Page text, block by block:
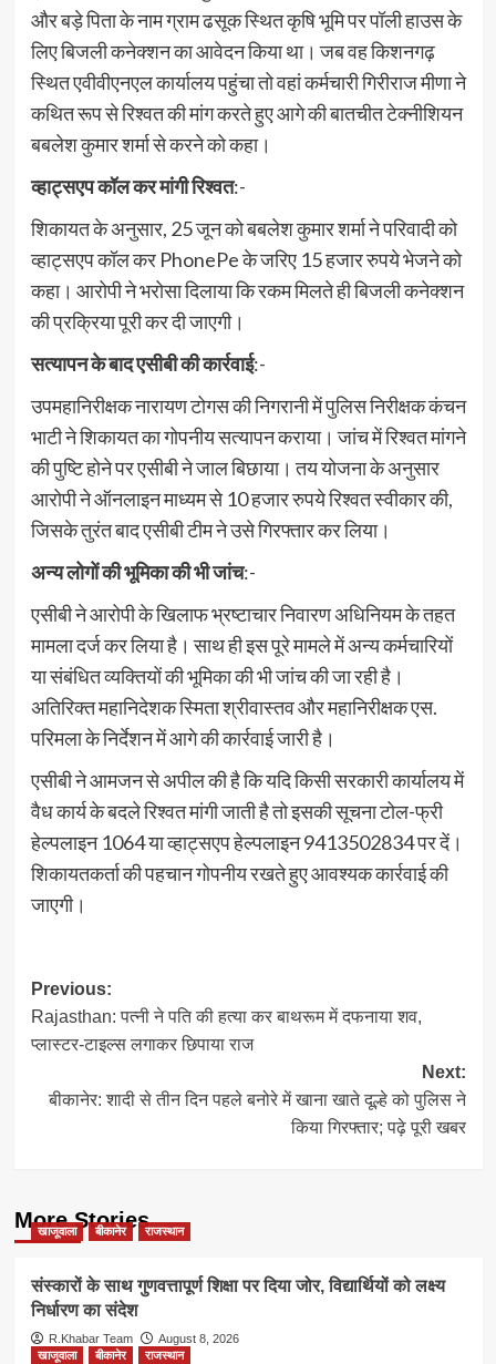
और बड़े पिता के नाम ग्राम ढसूक स्थित कृषि भूमि पर पॉली हाउस के
लिए बिजली कनेक्शन का आवेदन किया था। जब वह किशनगढ़
स्थित एवीवीएनएल कार्यालय पहुंचा तो वहां कर्मचारी गिरीराज मीणा ने
कथित रूप से रिश्वत की मांग करते हुए आगे की बातचीत टेक्नीशियन
बबलेश कुमार शर्मा से करने को कहा।
व्हाट्सएप कॉल कर मांगी रिश्वत:-
शिकायत के अनुसार, 25 जून को बबलेश कुमार शर्मा ने परिवादी को
व्हाट्सएप कॉल कर PhonePe के जरिए 15 हजार रुपये भेजने को
कहा। आरोपी ने भरोसा दिलाया कि रकम मिलते ही बिजली कनेक्शन
की प्रक्रिया पूरी कर दी जाएगी।
सत्यापन के बाद एसीबी की कार्रवाई:-
उपमहानिरीक्षक नारायण टोगस की निगरानी में पुलिस निरीक्षक कंचन
भाटी ने शिकायत का गोपनीय सत्यापन कराया। जांच में रिश्वत मांगने
की पुष्टि होने पर एसीबी ने जाल बिछाया। तय योजना के अनुसार
आरोपी ने ऑनलाइन माध्यम से 10 हजार रुपये रिश्वत स्वीकार की,
जिसके तुरंत बाद एसीबी टीम ने उसे गिरफ्तार कर लिया।
अन्य लोगों की भूमिका की भी जांच:-
एसीबी ने आरोपी के खिलाफ भ्रष्टाचार निवारण अधिनियम के तहत
मामला दर्ज कर लिया है। साथ ही इस पूरे मामले में अन्य कर्मचारियों
या संबंधित व्यक्तियों की भूमिका की भी जांच की जा रही है।
अतिरिक्त महानिदेशक स्मिता श्रीवास्तव और महानिरीक्षक एस.
परिमला के निर्देशन में आगे की कार्रवाई जारी है।
एसीबी ने आमजन से अपील की है कि यदि किसी सरकारी कार्यालय में
वैध कार्य के बदले रिश्वत मांगी जाती है तो इसकी सूचना टोल-फ्री
हेल्पलाइन 1064 या व्हाट्सएप हेल्पलाइन 9413502834 पर दें।
शिकायतकर्ता की पहचान गोपनीय रखते हुए आवश्यक कार्रवाई की
जाएगी।
Post
navigation
Previous:
Rajasthan: पत्नी ने पति की हत्या कर बाथरूम में दफनाया शव,
प्लास्टर-टाइल्स लगाकर छिपाया राज
Next:
बीकानेर: शादी से तीन दिन पहले बनोरे में खाना खाते दूल्हे को पुलिस ने
किया गिरफ्तार; पढ़े पूरी खबर
More Stories
खाजूवाला बीकानेर राजस्थान
संस्कारों के साथ गुणवत्तापूर्ण शिक्षा पर दिया जोर, विद्यार्थियों को लक्ष्य
निर्धारण का संदेश
R.Khabar Team
August 8, 2026
खाजूवाला
बीकानेर राजस्थान